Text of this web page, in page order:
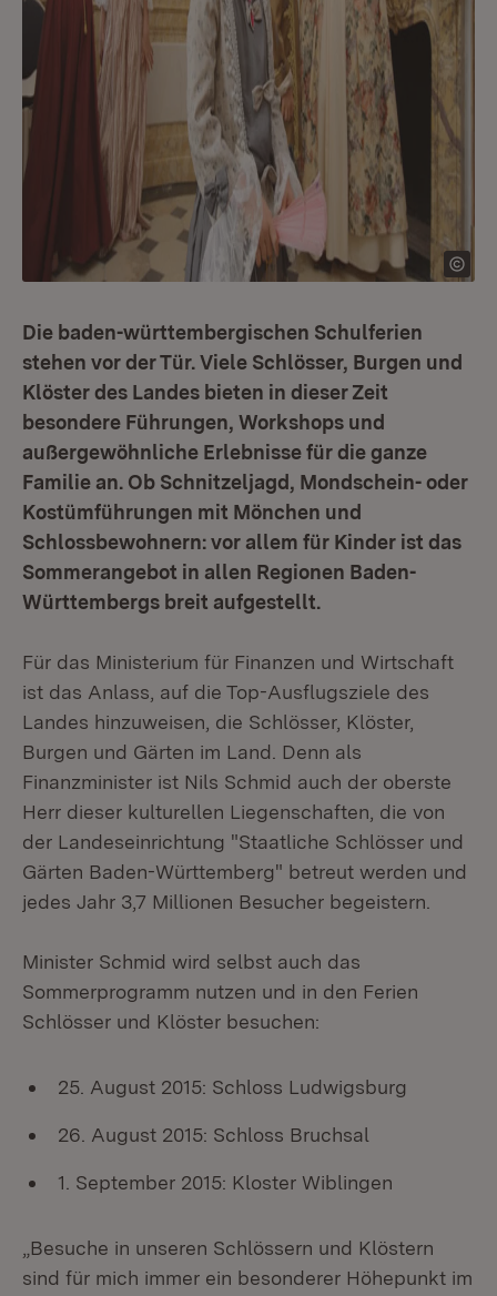
Die baden-württembergischen Schulferien
stehen vor der Tür. Viele Schlösser, Burgen und
Klöster des Landes bieten in dieser Zeit
besondere Führungen, Workshops und
außergewöhnliche Erlebnisse für die ganze
Familie an. Ob Schnitzeljagd, Mondschein- oder
Kostümführungen mit Mönchen und
Schlossbewohnern: vor allem für Kinder ist das
Sommerangebot in allen Regionen Baden-
Württembergs breit aufgestellt.
Für das Ministerium für Finanzen und Wirtschaft
ist das Anlass, auf die Top-Ausflugsziele des
Landes hinzuweisen, die Schlösser, Klöster,
Burgen und Gärten im Land. Denn als
Finanzminister ist Nils Schmid auch der oberste
Herr dieser kulturellen Liegenschaften, die von
der Landeseinrichtung "Staatliche Schlösser und
Gärten Baden-Württemberg" betreut werden und
jedes Jahr 3,7 Millionen Besucher begeistern.
Minister Schmid wird selbst auch das
Sommerprogramm nutzen und in den Ferien
Schlösser und Klöster besuchen:
25. August 2015: Schloss Ludwigsburg
26. August 2015: Schloss Bruchsal
1. September 2015: Kloster Wiblingen
„Besuche in unseren Schlössern und Klöstern
sind für mich immer ein besonderer Höhepunkt im